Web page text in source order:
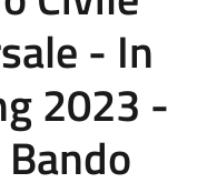
- In
2023 -